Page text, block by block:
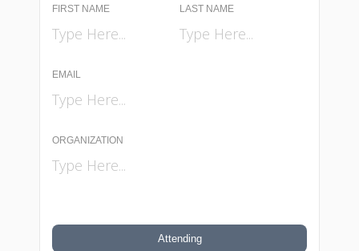
FIRST NAME LAST NAME
EMAIL
ORGANIZATION
Attending